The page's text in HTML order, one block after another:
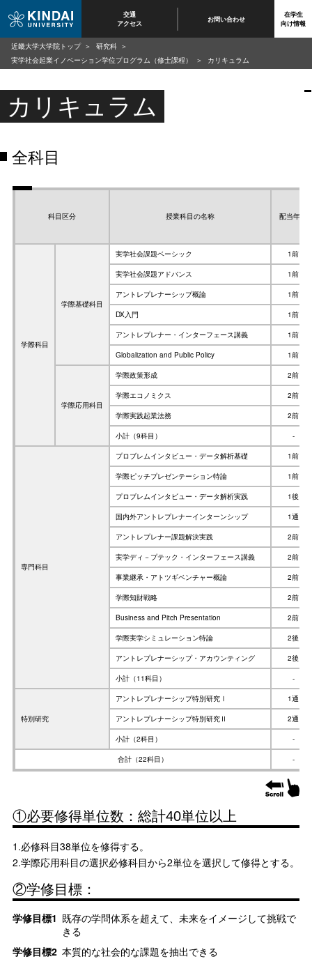
交通
アクセス お問い合わせ 在学生
向け情報
カリキュラム
全科目
科目区分 授業科目の名称 配当年次
学際科目
学際基礎科目
実学社会課題ベーシック 1前
実学社会課題アドバンス 1前
アントレプレナーシップ概論 1前
DX入門 1前
アントレプレナー・インターフェース講義 1前
Globalization and Public Policy 1前
学際応用科目
学際政策形成 2前
学際エコノミクス 2前
学際実践起業法務 2前
小計（9科目） -
専門科目
プロブレムインタビュー・データ解析基礎 1前
学際ピッチプレゼンテーション特論 1前
プロブレムインタビュー・データ解析実践 1後
国内外アントレプレナーインターンシップ 1通
アントレプレナー課題解決実践 2前
実学ディ－プテック・インターフェース講義 2前
事業継承・アトツギベンチャー概論 2前
学際知財戦略 2前
Business and Pitch Presentation 2前
学際実学シミュレーション特論 2後
アントレプレナーシップ・アカウンティング 2後
小計（11科目） -
特別研究
アントレプレナーシップ特別研究Ⅰ 1通
アントレプレナーシップ特別研究Ⅱ 2通
小計（2科目） -
合計（22科目） -
①必要修得単位数：総計40単位以上
1.必修科目38単位を修得する。
2.学際応用科目の選択必修科目から2単位を選択して修得とする。
②学修目標：
学修目標1 既存の学問体系を超えて、未来をイメージして挑戦で
きる
学修目標2 本質的な社会的な課題を抽出できる
近畿大学大学院トップ
研究科
実学社会起業イノベーション学位プログラム（修士課程）
カリキュラム